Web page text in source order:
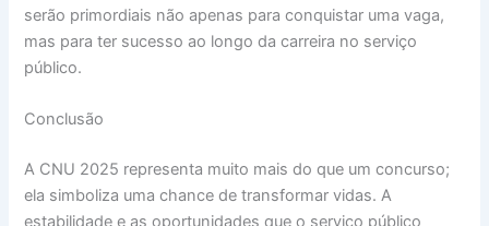
serão primordiais não apenas para conquistar uma vaga,
mas para ter sucesso ao longo da carreira no serviço
público.
Conclusão
A CNU 2025 representa muito mais do que um concurso;
ela simboliza uma chance de transformar vidas. A
estabilidade e as oportunidades que o serviço público